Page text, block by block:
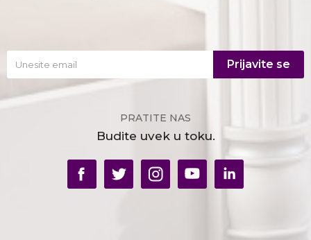
Prijavite se
PRATITE NAS
Budite uvek u toku.